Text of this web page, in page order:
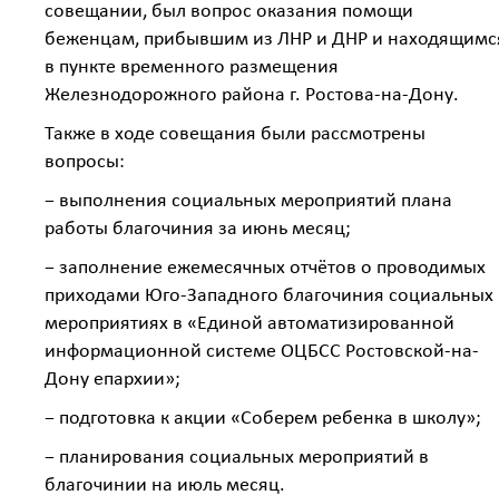
совещании, был вопрос оказания помощи
беженцам, прибывшим из ЛНР и ДНР и
в пункте временного размещения
Железнодорожного района г. Ростова-на-Дону.
Также в ходе совещания были рассмотрены
вопросы:
− выполнения социальных мероприятий плана
работы благочиния за июнь месяц;
− заполнение ежемесячных отчётов о проводимых
приходами Юго-Западного благочиния социальных
мероприятиях в «Единой автоматизированной
информационной системе ОЦБСС Ростовской-на-
Дону епархии»;
− подготовка к акции «Соберем ребенка в школу»;
− планирования социальных мероприятий в
благочинии на июль месяц.